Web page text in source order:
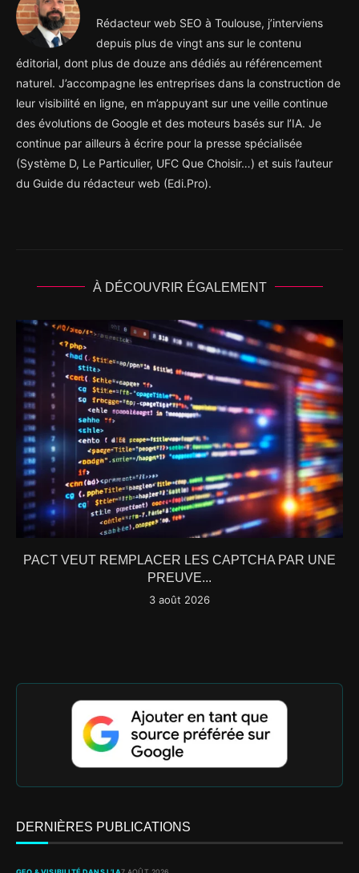
Rédacteur web SEO à Toulouse, j’interviens
depuis plus de vingt ans sur le contenu
éditorial, dont plus de douze ans dédiés au référencement
naturel. J’accompagne les entreprises dans la construction de
leur visibilité en ligne, en m’appuyant sur une veille continue
des évolutions de Google et des moteurs basés sur l’IA. Je
continue par ailleurs à écrire pour la presse spécialisée
(Système D, Le Particulier, UFC Que Choisir…) et suis l’auteur
du Guide du rédacteur web (Edi.Pro).
À DÉCOUVRIR ÉGALEMENT
PACT VEUT REMPLACER LES CAPTCHA PAR UNE
PREUVE...
3 août 2026
DERNIÈRES PUBLICATIONS